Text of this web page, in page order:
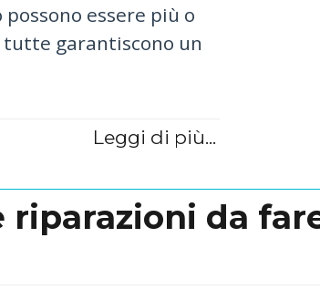
essere più o
tutte garantiscono un
Leggi di più...
riparazioni da